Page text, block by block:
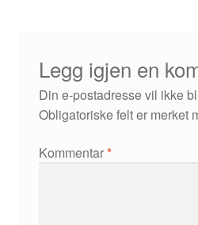
Jim Woodring
Legg igjen en
Din e-postadresse vil ikke
Obligatoriske felt er merket
Kommentar*